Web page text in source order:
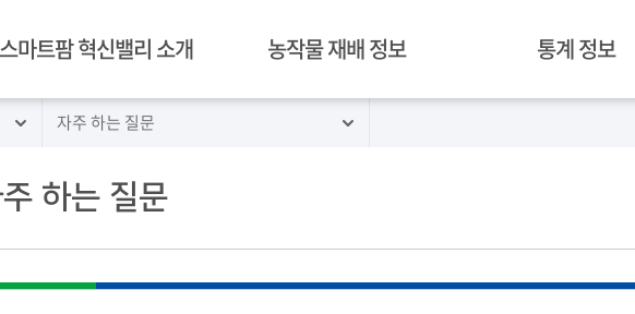
스마트팜 혁신밸리 소개
인사말
신밸리 구축
신밸리 이용 안내
시설 안내
임대 안내
농작물 재배 정보
혁신밸리 재배 작물
통계 정보
자주 하는 질문
하는 질문